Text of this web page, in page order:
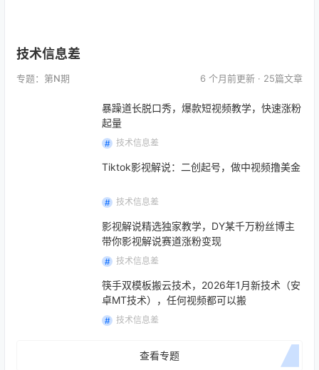
技术信息差
专题：第N期 6 个月前更新 · 25篇文章
暴躁道长脱口秀，爆款短视频教学，快速涨粉
起量
技术信息差
Tiktok影视解说：二创起号，做中视频撸美金
技术信息差
影视解说精选独家教学，DY某千万粉丝博主
带你影视解说赛道涨粉变现
技术信息差
筷手双模板搬云技术，2026年1月新技术（安
卓MT技术），任何视频都可以搬
技术信息差
查看专题